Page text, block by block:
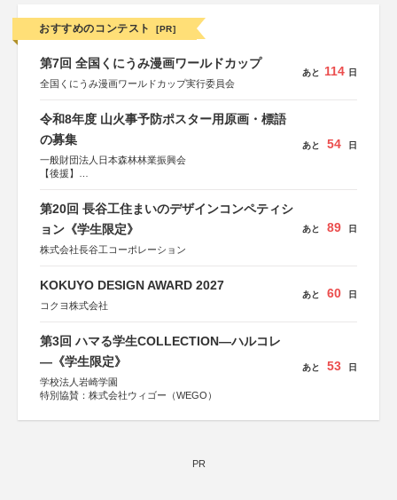
おすすめのコンテスト [PR]
第7回 全国くにうみ漫画ワールドカップ
全国くにうみ漫画ワールドカップ実行委員会
あと 114 日
令和8年度 山火事予防ポスター用原画・標語
の募集
一般財団法人日本森林林業振興会
【後援】
あと 54 日
第20回 長谷工住まいのデザインコンペティシ
ョン《学生限定》
株式会社長谷工コーポレーション
あと 89 日
KOKUYO DESIGN AWARD 2027
コクヨ株式会社
あと 60 日
第3回 ハマる学生COLLECTION―ハルコレ
―《学生限定》
学校法人岩崎学園
特別協賛：株式会社ウィゴー（WEGO）
あと 53 日
PR